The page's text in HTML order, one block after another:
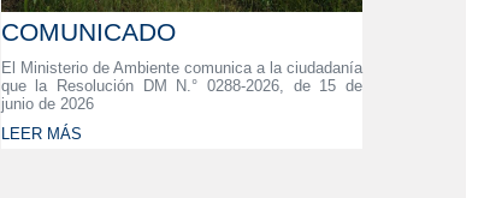
COMUNICADO
El Ministerio de Ambiente comunica a la ciudadanía
que la Resolución DM N.° 0288-2026, de 15 de
junio de 2026
LEER MÁS